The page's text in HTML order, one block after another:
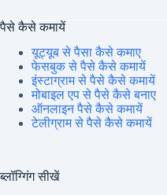
पैसे कैसे कमायें
यूट्यूब से पैसा कैसे कमाए
फेसबुक से पैसे कैसे कमायें
इंस्टाग्राम से पैसे कैसे कमायें
मोबाइल एप से पैसे कैसे बनाए
ऑनलाइन पैसे कैसे कमायें
टेलीग्राम से पैसे कैसे कमायें
ब्लॉग्गिंग सीखें